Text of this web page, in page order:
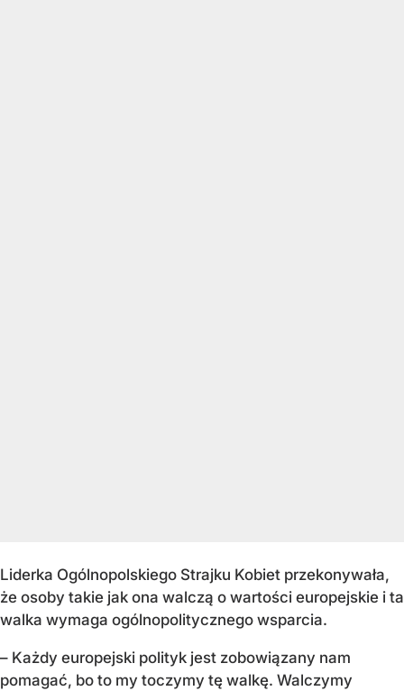
Liderka Ogólnopolskiego Strajku Kobiet przekonywała,
że osoby takie jak ona walczą o wartości europejskie i ta
walka wymaga ogólnopolitycznego wsparcia.
– Każdy europejski polityk jest zobowiązany nam
pomagać, bo to my toczymy tę walkę. Walczymy